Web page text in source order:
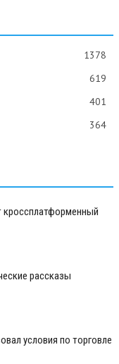
1378
619
401
364
кроссплатформенный
рассказы
условия по торговле